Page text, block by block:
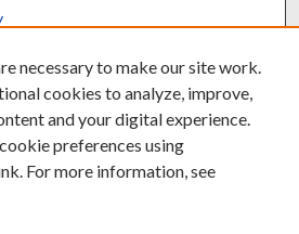
by Translate
necessary to make our site work.
cookies to analyze, improve,
and your digital experience.
preferences using
For more information, see